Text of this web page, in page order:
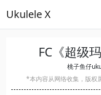
Ukulele X
FC《超级
桃子鱼仔
*本内容从网络收集，版权